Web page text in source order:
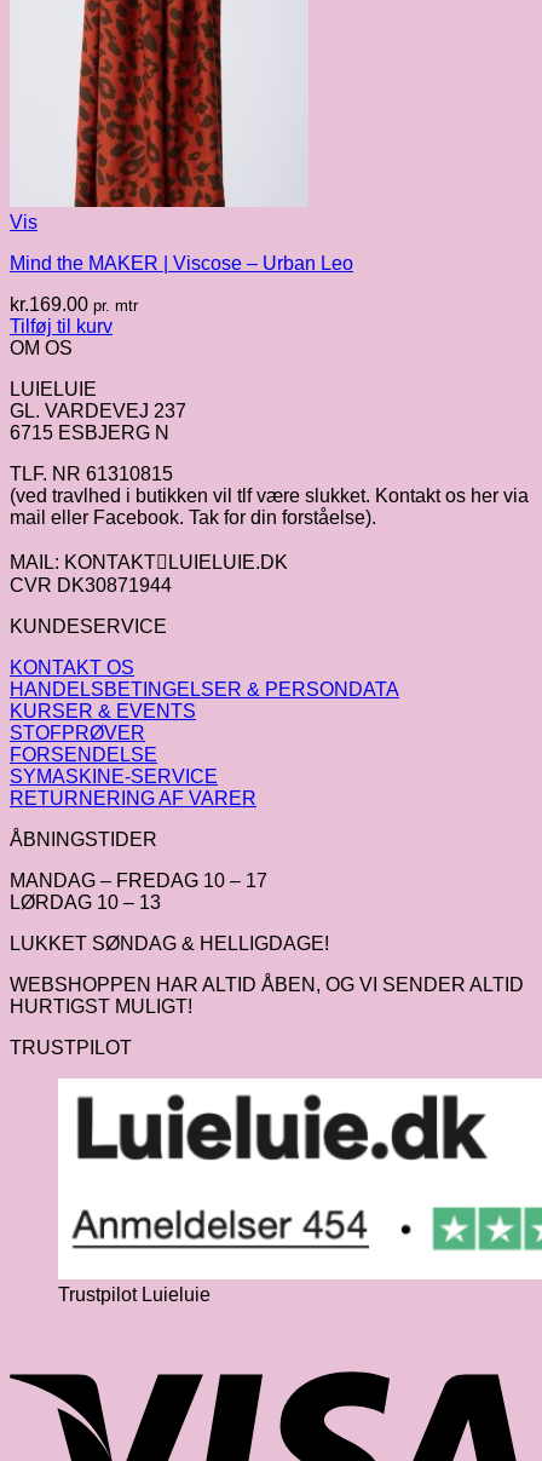
Vis
Mind the MAKER | Viscose – Urban Leo
kr.169.00 pr. mtr
Tilføj til kurv
OM OS
LUIELUIE
GL. VARDEVEJ 237
6715 ESBJERG N
TLF. NR 61310815
(ved travlhed i butikken vil tlf være slukket. Kontakt os her via
mail eller Facebook. Tak for din forståelse).
MAIL: KONTAKTLUIELUIE.DK
CVR DK30871944
KUNDESERVICE
KONTAKT OS
HANDELSBETINGELSER & PERSONDATA
KURSER & EVENTS
STOFPRØVER
FORSENDELSE
SYMASKINE-SERVICE
RETURNERING AF VARER
ÅBNINGSTIDER
MANDAG – FREDAG 10 – 17
LØRDAG 10 – 13
LUKKET SØNDAG & HELLIGDAGE!
WEBSHOPPEN HAR ALTID ÅBEN, OG VI SENDER ALTID
HURTIGST MULIGT!
TRUSTPILOT
Trustpilot Luieluie